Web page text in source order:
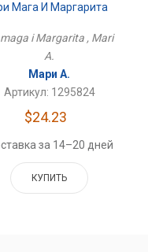
Мага И Маргарита
maga i Margarita , Mari
A.
Мари А.
Артикул: 1295824
$24.23
за 14–20 дней
КУПИТЬ